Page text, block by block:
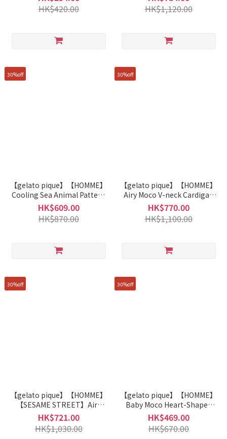
HK$420.00
Set PMNT262071
HK$1,120.00
30%off
【gelato pique】【HOMME】
Cooling Sea Animal Pattern
T-shirt + Capri Pants Set
PMCT262372
HK$609.00
HK$870.00
30%off
【gelato pique】【HOMME】
Airy Moco V-neck Cardigan
PMNT261112
HK$770.00
HK$1,100.00
30%off
【gelato pique】【HOMME】
【SESAME STREET】Airy
Moco Jacquard Pullover
Sweater + Shorts Set
PMNT261110
HK$721.00
HK$1,030.00
30%off
【gelato pique】【HOMME】
Baby Moco Heart-Shaped
Logo Embroidered Cardigan
PMNT261935
HK$469.00
HK$670.00